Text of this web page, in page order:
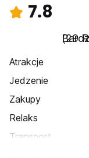
7.8
(29
Atrakcje
Jedzenie
Zakupy
Relaks
Transport